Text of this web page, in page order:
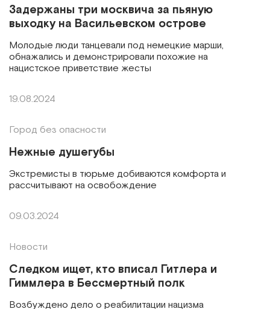
Задержаны три москвича за пьяную
выходку на Васильевском острове
Молодые люди танцевали под немецкие марши,
обнажались и демонстрировали похожие на
нацистское приветствие жесты
19.08.2024
Город без опасности
Нежные душегубы
Экстремисты в тюрьме добиваются комфорта и
рассчитывают на освобождение
09.03.2024
Новости
Следком ищет, кто вписал Гитлера и
Гиммлера в Бессмертный полк
Возбуждено дело о реабилитации нацизма